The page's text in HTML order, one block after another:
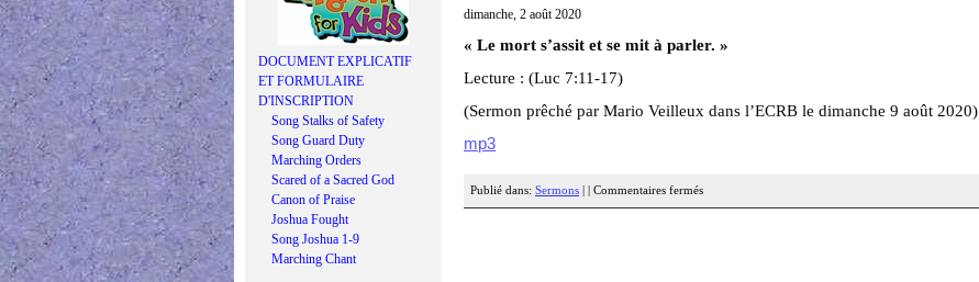
DOCUMENT EXPLICATIF
ET FORMULAIRE
D'INSCRIPTION
Song Stalks of Safety
Song Guard Duty
Marching Orders
Scared of a Sacred God
Canon of Praise
Joshua Fought
Song Joshua 1-9
Marching Chant
dimanche, 2 août 2020
« Le mort s’assit et se mit à parler. »
Lecture : (Luc 7:11-17)
(Sermon prêché par Mario Veilleux dans l’ECRB le dimanche 9 août 2020)
mp3
Publié dans: Sermons Commentaires fermés